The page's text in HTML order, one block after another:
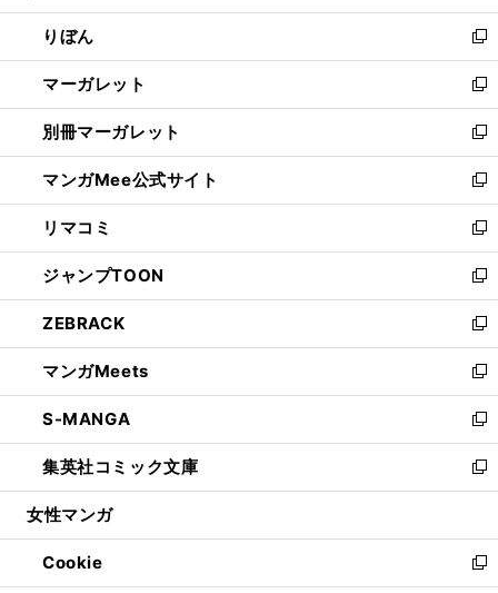
開
く
ウ
で
開
く
ン
ド
ウ
で
開
く
ウ
ィ
ン
ド
ウ
で
開
く
りぼん
新
し
い
ウ
ィ
ン
ド
ウ
で
開
く
マーガレット
新
し
い
ウ
ィ
ン
ド
ウ
で
開
く
別冊マーガレット
新
し
い
ウ
ィ
ン
ド
ウ
で
開
く
マンガMee公式サイト
新
し
い
ウ
ィ
ン
ド
ウ
で
開
く
リマコミ
新
し
い
ウ
ィ
ン
ド
ウ
で
開
く
ジャンプTOON
新
し
い
ウ
ィ
ン
ド
ウ
で
開
ZEBRACK
新
し
い
ウ
ィ
ン
ド
ウ
開
く
マンガMeets
新
し
い
ウ
ィ
ン
ウ
で
開
S-MANGA
新
し
い
ウ
ン
ド
ウ
集英社コミック文庫
新
し
ウ
ィ
ン
女性マンガ
Cookie
新